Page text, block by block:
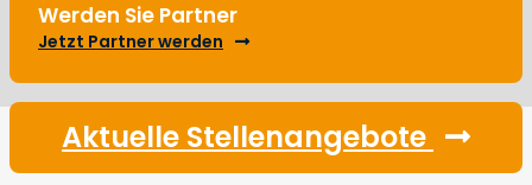
Werden Sie Partner
Jetzt Partner werden
Aktuelle Stellenangebote